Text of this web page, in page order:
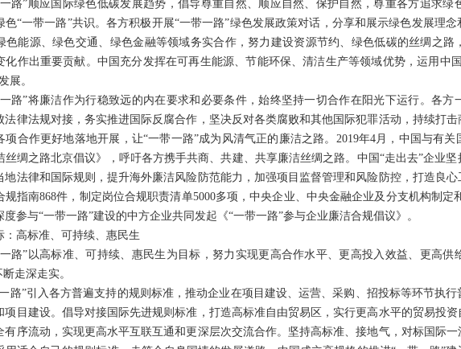
路”顺应国际绿色低碳发展趋势，倡导尊重自然、顺应自然、保护自然，尊重各方追求
色“一带一路”共识。各方积极开展“一带一路”绿色发展政策对话，分享和展示绿色发展理
色能源、绿色交通、绿色金融等领域务实合作，努力建设资源节约、绿色低碳的丝绸之路
化作出重要贡献。中国充分发挥在可再生能源、节能环保、清洁生产等领域优势，运用中
展。
路”将廉洁作为行稳致远的内在要求和必要条件，始终坚持一切合作在阳光下运行。各方
法律法规对接，务实推进国际反腐合作，坚决反对各类腐败和其他国际犯罪活动，持续打
项合作更好地落地开展，让“一带一路”成为风清气正的廉洁之路。2019年4月，中国与有
丝绸之路北京倡议》，呼吁各方携手共商、共建、共享廉洁丝绸之路。中国“走出去”企业
地法律和国际规则，提升海外廉洁风险防范能力，加强项目监督管理和风险防控，打造良
规指南868件，制定岗位合规职责清单5000多项，中央企业、中央金融企业及分支机构制定
度参与“一带一路”建设的中方企业共同发起《“一带一路”参与企业廉洁合规倡议》。
：高标准、可持续、惠民生
路”以高标准、可持续、惠民生为目标，努力实现更高合作水平、更高投入效益、更高
走深走实。
路”引入各方普遍支持的规则标准，推动企业在项目建设、运营、采购、招投标等环节执
项目建设。倡导对接国际先进规则标准，打造高标准自由贸易区，实行更高水平的贸易投资
有序流动，实现更高水平互联互通和更深层次交流合作。坚持高标准、接地气，对标国际一